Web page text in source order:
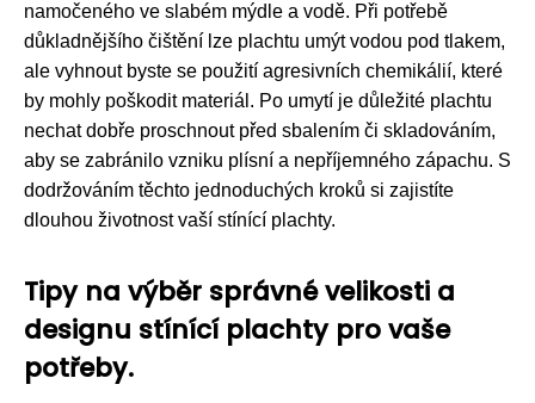
namočeného ve slabém mýdle a vodě. Při potřebě
důkladnějšího čištění lze plachtu umýt vodou pod tlakem,
ale vyhnout byste se použití agresivních chemikálií, které
by mohly poškodit materiál. Po umytí je důležité plachtu
nechat dobře proschnout před sbalením či skladováním,
aby se zabránilo vzniku plísní a nepříjemného zápachu. S
dodržováním těchto jednoduchých kroků si zajistíte
dlouhou životnost vaší stínící plachty.
Tipy na výběr správné velikosti a
designu stínící plachty pro vaše
potřeby.